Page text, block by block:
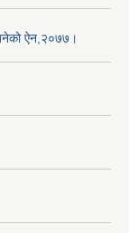
बनेको ऐन,२०७७।